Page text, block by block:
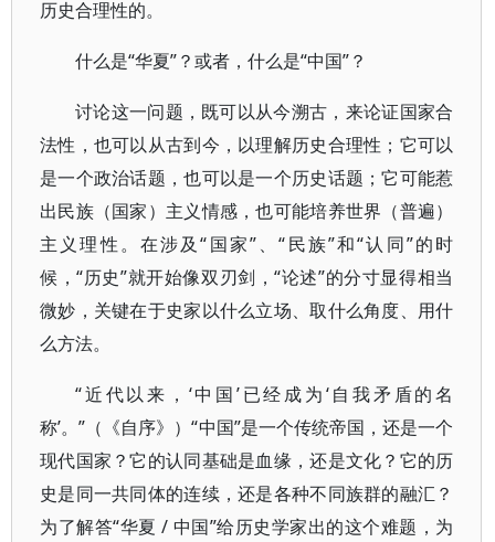
历史合理性的。
什么是“华夏”？或者，什么是“中国”？
讨论这一问题，既可以从今溯古，来论证国家合
法性，也可以从古到今，以理解历史合理性；它可以
是一个政治话题，也可以是一个历史话题；它可能惹
出民族（国家）主义情感，也可能培养世界（普遍）
主义理性。在涉及“国家”、“民族”和“认同”的时
候，“历史”就开始像双刃剑，“论述”的分寸显得相当
微妙，关键在于史家以什么立场、取什么角度、用什
么方法。
“近代以来，‘中国’已经成为‘自我矛盾的名
称’。”（《自序》）“中国”是一个传统帝国，还是一个
现代国家？它的认同基础是血缘，还是文化？它的历
史是同一共同体的连续，还是各种不同族群的融汇？
为了解答“华夏 / 中国”给历史学家出的这个难题，为